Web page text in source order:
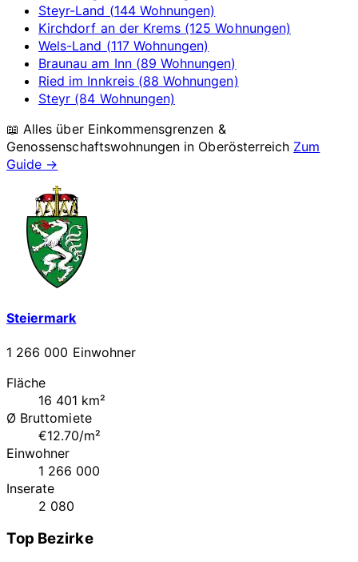
Steyr-Land (144 Wohnungen)
Kirchdorf an der Krems (125 Wohnungen)
Wels-Land (117 Wohnungen)
Braunau am Inn (89 Wohnungen)
Ried im Innkreis (88 Wohnungen)
Steyr (84 Wohnungen)
📖 Alles über Einkommensgrenzen &
Genossenschaftswohnungen in Oberösterreich Zum
Guide →
Steiermark
1 266 000 Einwohner
Fläche
16 401 km²
Ø Bruttomiete
€12.70/m²
Einwohner
1 266 000
Inserate
2 080
Top Bezirke